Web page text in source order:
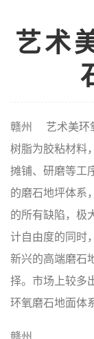
艺术
赣州 艺术美环
树脂为胶粘材料
摊铺、研磨等工
的磨石地坪体系
的所有缺陷，极
计自由度的同时
新兴的高端磨石
择。市场上较多
环氧磨石地面体
赣州